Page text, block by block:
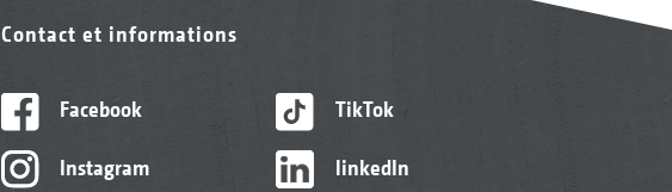
Contact et informations
Facebook
Instagram
TikTok
linkedIn